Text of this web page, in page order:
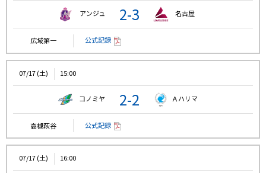
アンジュ 2-3 名古屋
広域第一 公式記録
07/17 (土) 15:00
コノミヤ 2-2 Ａハリマ
高槻萩谷 公式記録
07/17 (土) 16:00